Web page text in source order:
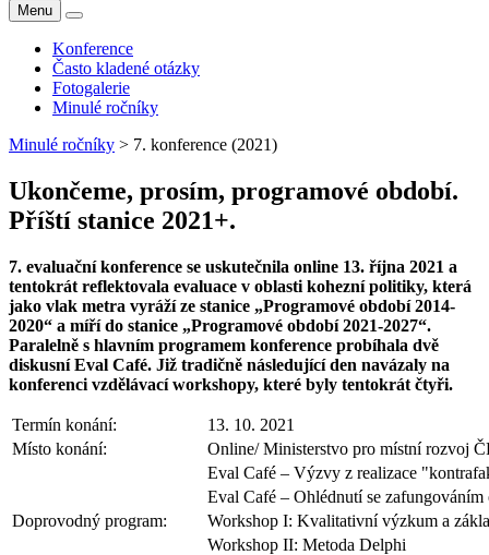
Menu
Konference
Často kladené otázky
Fotogalerie
Minulé ročníky
Minulé ročníky > 7. konference (2021)
Ukončeme, prosím, programové období.
Příští stanice 2021+.
7. evaluační konference se uskutečnila online 13. října 2021 a
tentokrát reflektovala evaluace v oblasti kohezní politiky, která
jako vlak metra vyráží ze stanice „Programové období 2014-
2020“ a míří do stanice „Programové období 2021-2027“.
Paralelně s hlavním programem konference probíhala dvě
diskusní Eval Café. Již tradičně následující den navázaly na
konferenci vzdělávací workshopy, které byly tentokrát čtyři.
Termín konání:
13. 10. 2021
Místo konání:
Online/ Ministerstvo pro místní rozvoj
Eval Café – Výzvy z realizace
Eval Café – Ohlédnutí se zafungováním
Doprovodný program:
Workshop I: Kvalitativní výzkum a
Workshop II: Metoda Delphi